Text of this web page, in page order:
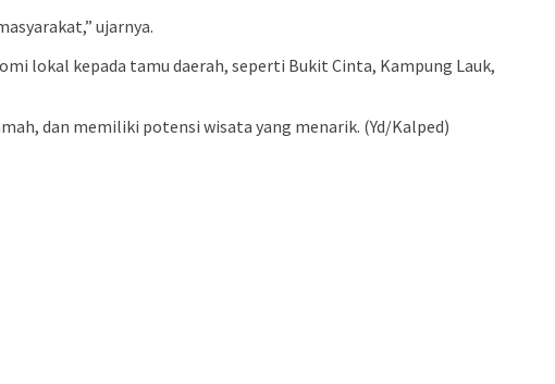
ujarnya.
lokal kepada tamu daerah, seperti Bukit Cinta, Kampung Lauk,
dan memiliki potensi wisata yang menarik. (Yd/Kalped)